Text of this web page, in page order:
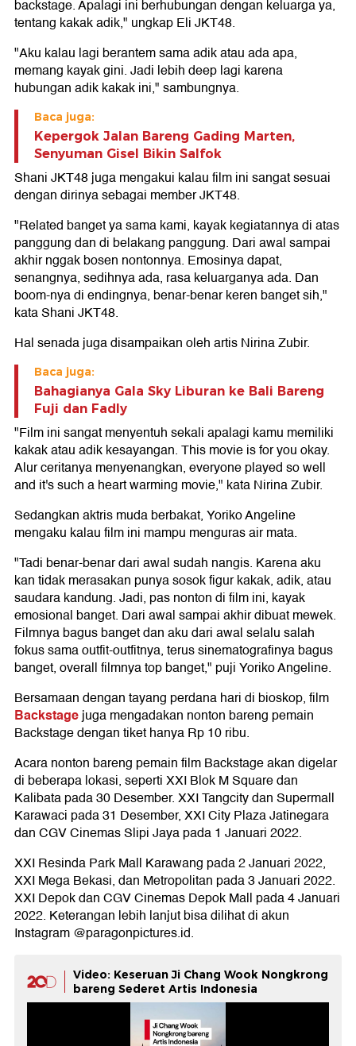
backstage. Apalagi ini berhubungan dengan keluarga ya,
tentang kakak adik," ungkap Eli JKT48.
"Aku kalau lagi berantem sama adik atau ada apa,
memang kayak gini. Jadi lebih deep lagi karena
hubungan adik kakak ini," sambungnya.
Baca juga:
Kepergok Jalan Bareng Gading Marten,
Senyuman Gisel Bikin Salfok
Shani JKT48 juga mengakui kalau film ini sangat sesuai
dengan dirinya sebagai member JKT48.
"Related banget ya sama kami, kayak kegiatannya di atas
panggung dan di belakang panggung. Dari awal sampai
akhir nggak bosen nontonnya. Emosinya dapat,
senangnya, sedihnya ada, rasa keluarganya ada. Dan
boom-nya di endingnya, benar-benar keren banget sih,"
kata Shani JKT48.
Hal senada juga disampaikan oleh artis Nirina Zubir.
Baca juga:
Bahagianya Gala Sky Liburan ke Bali Bareng
Fuji dan Fadly
"Film ini sangat menyentuh sekali apalagi kamu memiliki
kakak atau adik kesayangan. This movie is for you okay.
Alur ceritanya menyenangkan, everyone played so well
and it's such a heart warming movie," kata Nirina Zubir.
Sedangkan aktris muda berbakat, Yoriko Angeline
mengaku kalau film ini mampu menguras air mata.
"Tadi benar-benar dari awal sudah nangis. Karena aku
kan tidak merasakan punya sosok figur kakak, adik, atau
saudara kandung. Jadi, pas nonton di film ini, kayak
emosional banget. Dari awal sampai akhir dibuat mewek.
Filmnya bagus banget dan aku dari awal selalu salah
fokus sama outfit-outfitnya, terus sinematografinya bagus
banget, overall filmnya top banget," puji Yoriko Angeline.
Bersamaan dengan tayang perdana hari di bioskop, film
Backstagejuga mengadakan nonton bareng pemain
Backstage dengan tiket hanya Rp 10 ribu.
Acara nonton bareng pemain film Backstage akan digelar
di beberapa lokasi, seperti XXI Blok M Square dan
Kalibata pada 30 Desember. XXI Tangcity dan Supermall
Karawaci pada 31 Desember, XXI City Plaza Jatinegara
dan CGV Cinemas Slipi Jaya pada 1 Januari 2022.
XXI Resinda Park Mall Karawang pada 2 Januari 2022,
XXI Mega Bekasi, dan Metropolitan pada 3 Januari 2022.
XXI Depok dan CGV Cinemas Depok Mall pada 4 Januari
2022. Keterangan lebih lanjut bisa dilihat di akun
Instagram @paragonpictures.id.
Video: Keseruan Ji Chang Wook Nongkrong
bareng Sederet Artis Indonesia